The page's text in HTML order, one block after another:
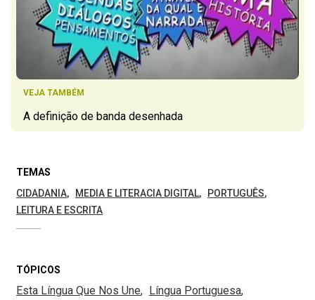
VEJA TAMBÉM
A definição de banda desenhada
TEMAS
CIDADANIA
MEDIA E LITERACIA DIGITAL
PORTUGUÊS
LEITURA E ESCRITA
TÓPICOS
Esta Língua Que Nos Une
Língua Portuguesa